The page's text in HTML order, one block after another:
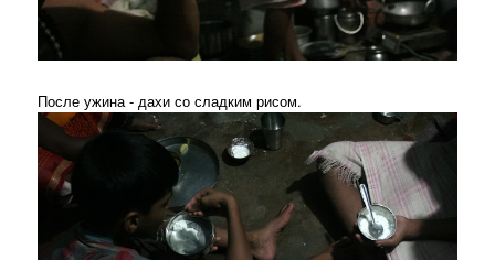
После ужина - дахи со сладким рисом.